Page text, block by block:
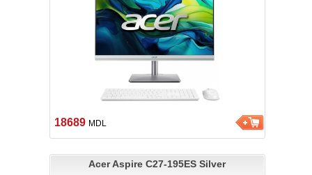
18689 MDL
Acer Aspire C27-195ES Silver